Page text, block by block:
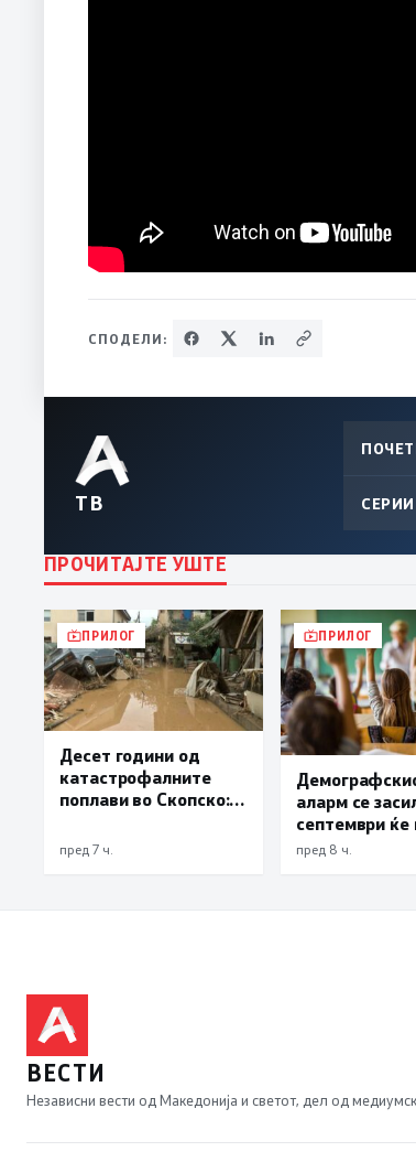
СПОДЕЛИ:
ТВ
ПРОЧИТАЈТЕ УШТЕ
ПРИЛОГ
Десет години од
катастрофалните
поплави во Скопско:
22 лица
пред 7 ч.
ПРИЛОГ
аларм се
септември
најмалку 3.000
пред 8 ч.
ВЕСТИ
Независни вести од Македонија и светот, дел од